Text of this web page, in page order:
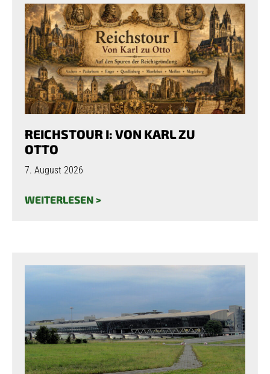
REICHSTOUR I: VON KARL ZU
OTTO
7. August 2026
WEITERLESEN >